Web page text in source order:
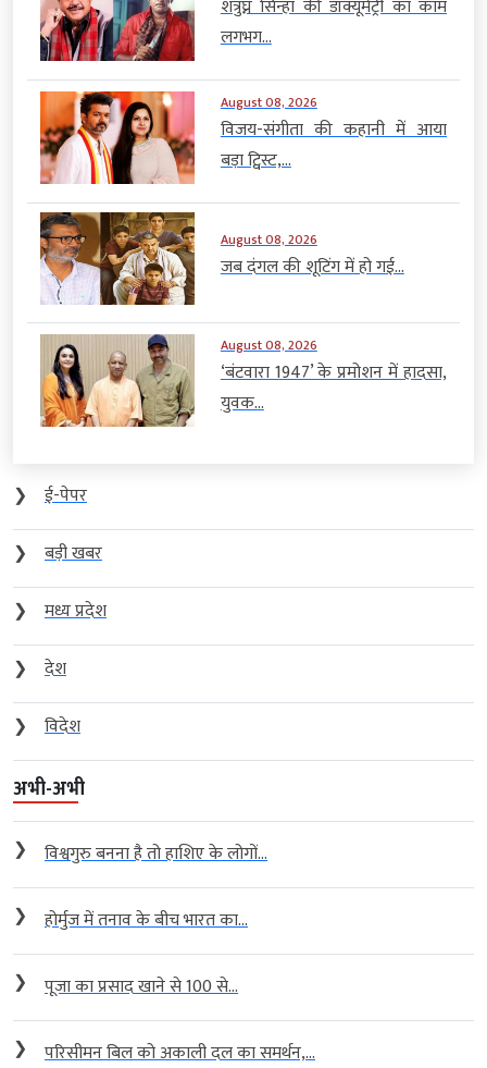
शत्रुघ्न सिन्हा की डॉक्यूमेंट्री का काम
लगभग...
August 08, 2026
विजय-संगीता की कहानी में आया
बड़ा ट्विस्ट,...
August 08, 2026
जब दंगल की शूटिंग में हो गई...
August 08, 2026
‘बंटवारा 1947’ के प्रमोशन में हादसा,
युवक...
❯
ई-पेपर
❯
बड़ी खबर
❯
मध्य प्रदेश
❯
देश
❯
विदेश
अभी-अभी
❯ विश्वगुरु बनना है तो हाशिए के लोगों...
❯ होर्मुज में तनाव के बीच भारत का...
❯ पूजा का प्रसाद खाने से 100 से...
❯ परिसीमन बिल को अकाली दल का समर्थन,...